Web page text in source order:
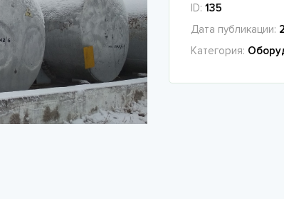
ID: 135
Дата публикации:
Категория: